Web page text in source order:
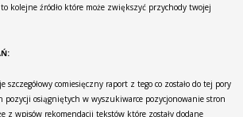
kolejne źródło które może zwiększyć przychody twojej
comiesięczny raport z tego co zostało do tej pory
pozycji osiągniętych w wyszukiwarce pozycjonowanie stron
z wpisów rekomendacji tekstów które zostały dodane